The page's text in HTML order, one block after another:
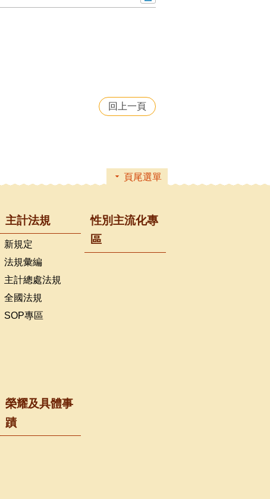
回上一頁
頁尾選單
主計法規
新規定
法規彙編
主計總處法規
全國法規
SOP專區
性別主流化專
區
榮耀及具體事
蹟